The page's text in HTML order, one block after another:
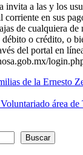
a las y los
corriente en sus
de cualquiera de
o crédito, o
del portal en
de la Ernesto
área de
Buscar